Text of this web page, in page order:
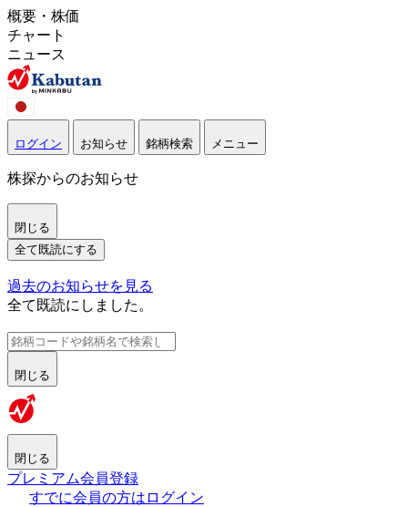
概要・株価
チャート
ニュース
ログイン お知らせ 銘柄検索 メニュー
株探からのお知らせ
閉じる
全て既読にする
過去のお知らせを見る
全て既読にしました。
閉じる
閉じる
プレミアム会員登録
すでに会員の方はログイン